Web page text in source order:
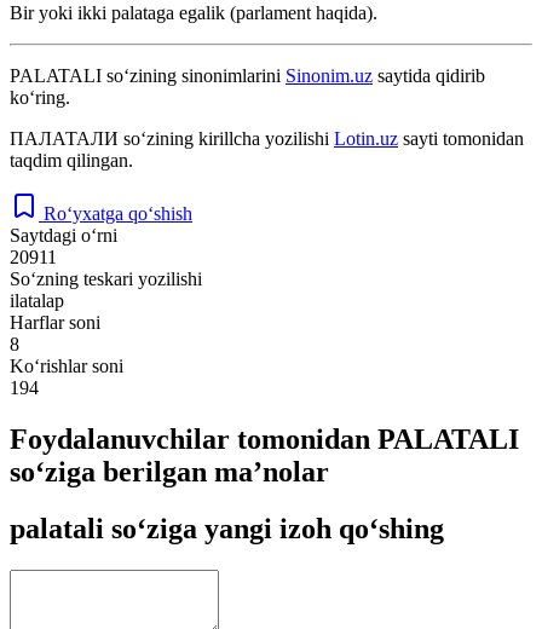
Bir yoki ikki palataga egalik (parlament haqida).
PALATALI so‘zining sinonimlarini Sinonim.uz saytida qidirib
ko‘ring.
ПАЛАТАЛИ so‘zining kirillcha yozilishi Lotin.uz sayti tomonidan
taqdim qilingan.
Ro‘yxatga qo‘shish
Saytdagi o‘rni
20911
So‘zning teskari yozilishi
ilatalap
Harflar soni
8
Ko‘rishlar soni
194
Foydalanuvchilar tomonidan PALATALI
so‘ziga berilgan ma’nolar
palatali so‘ziga yangi izoh qo‘shing